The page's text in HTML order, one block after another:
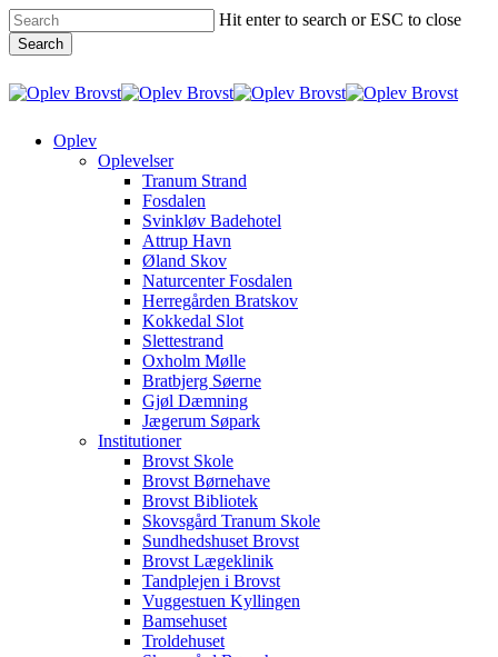
Skip
to
main
Hit enter to search or ESC to close
Search
Close
Menu
Oplev
Oplevelser
Tranum Strand
Fosdalen
Svinkløv Badehotel
Attrup Havn
Øland Skov
Naturcenter Fosdalen
Herregården Bratskov
Kokkedal Slot
Slettestrand
Oxholm Mølle
Bratbjerg Søerne
Gjøl Dæmning
Jægerum Søpark
Institutioner
Brovst Skole
Brovst Børnehave
Brovst Bibliotek
Skovsgård Tranum Skole
Sundhedshuset Brovst
Brovst Lægeklinik
Tandplejen i Brovst
Vuggestuen Kyllingen
Bamsehuset
Troldehuset